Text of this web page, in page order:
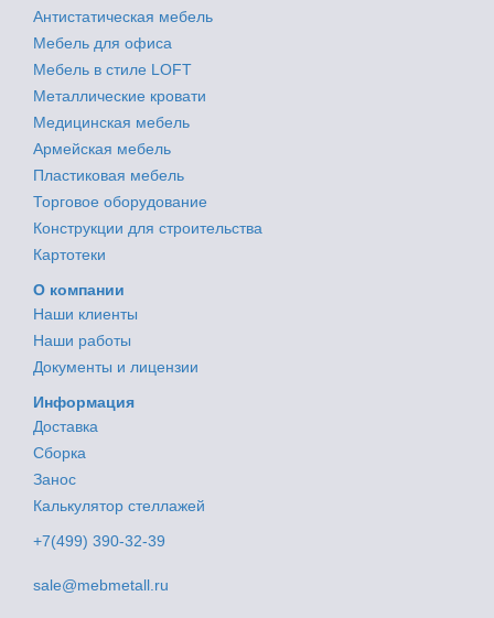
Антистатическая мебель
Мебель для офиса
Мебель в стиле LOFT
Металлические кровати
Медицинская мебель
Армейская мебель
Пластиковая мебель
Торговое оборудование
Конструкции для строительства
Картотеки
О компании
Наши клиенты
Наши работы
Документы и лицензии
Информация
Доставка
Сборка
Занос
Калькулятор стеллажей
+7(499) 390-32-39
sale@mebmetall.ru